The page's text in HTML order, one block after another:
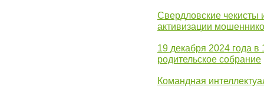
Свердловские
активизации
19 декабря 2024 года
родительское собрание
Командная